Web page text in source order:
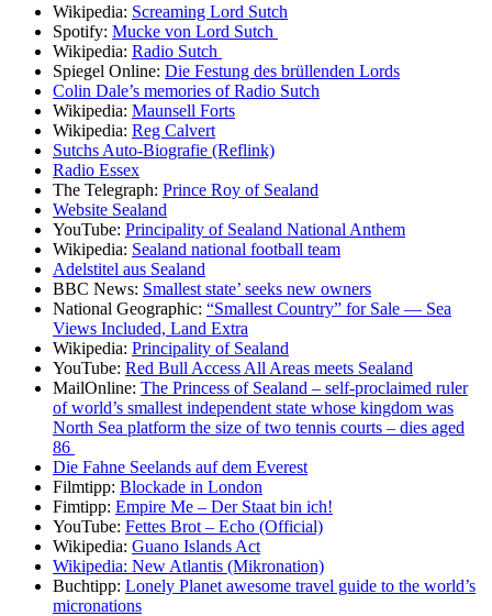
Wikipedia: Screaming Lord Sutch
Spotify: Mucke von Lord Sutch
Wikipedia: Radio Sutch
Spiegel Online: Die Festung des brüllenden Lords
Colin Dale’s memories of Radio Sutch
Wikipedia: Maunsell Forts
Wikipedia: Reg Calvert
Sutchs Auto-Biografie (Reflink)
Radio Essex
The Telegraph: Prince Roy of Sealand
Website Sealand
YouTube: Principality of Sealand National Anthem
Wikipedia: Sealand national football team
Adelstitel aus Sealand
BBC News: Smallest state’ seeks new owners
National Geographic: “Smallest Country” for Sale — Sea
Views Included, Land Extra
Wikipedia: Principality of Sealand
YouTube: Red Bull Access All Areas meets Sealand
MailOnline: The Princess of Sealand – self-proclaimed ruler
of world’s smallest independent state whose kingdom was
North Sea platform the size of two tennis courts – dies aged
86
Die Fahne Seelands auf dem Everest
Filmtipp: Blockade in London
Fimtipp: Empire Me – Der Staat bin ich!
YouTube: Fettes Brot – Echo (Official)
Wikipedia: Guano Islands Act
Wikipedia: New Atlantis (Mikronation)
Buchtipp: Lonely Planet awesome travel guide to the world’s
micronations